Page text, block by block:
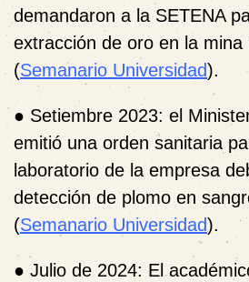
demandaron a la SETENA
extracción de oro en la mina
(Semanario Universidad).
● Setiembre 2023: el
emitió una orden sanitaria
laboratorio de la empresa
detección de plomo en
(Semanario Universidad).
● Julio de 2024: El